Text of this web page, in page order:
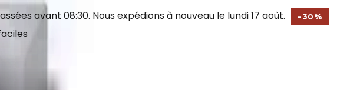
avant 08:30. Nous expédions à nouveau le lundi 17 août.
- 30 %